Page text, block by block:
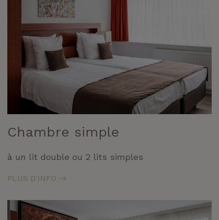
Chambre simple
à un lit double ou 2 lits simples
PLUS D'INFO